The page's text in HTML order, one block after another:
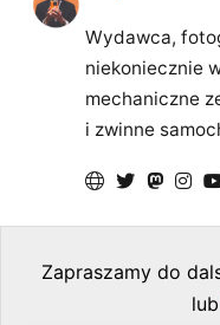
Wydawca,
niekoniecznie
mechaniczne
i zwinne
Zapraszamy do
lub